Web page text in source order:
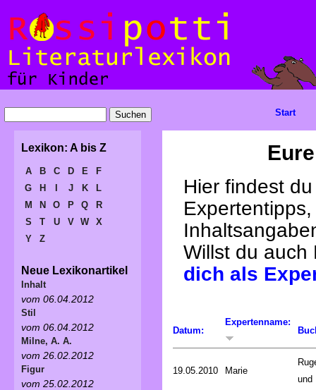
Hier findest
Willst du
dich als
Datum:
Expertenname:
19.05.2010 Marie
und
Start
Lexikon: A bis Z
A B C D E
F
G
H J K
L
M
N O P Q
R
S
T U V W
X
Y
Z
Neue Lexikonartikel
Inhalt
vom 06.04.2012
Stil
vom 06.04.2012
Milne, A. A.
vom 26.02.2012
Figur
vom 25.02.2012